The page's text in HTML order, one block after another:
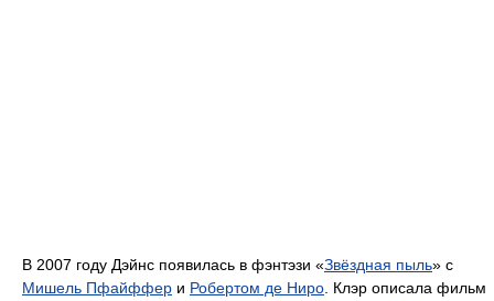
В 2007 году Дэйнс появилась в фэнтэзи «Звёздная пыль» c
Мишель Пфайффер и Робертом де Ниро . Клэр описала фильм